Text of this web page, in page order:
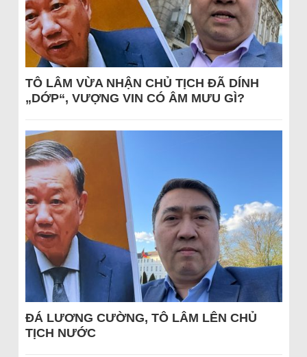
TÔ LÂM VỪA NHẬN CHỦ TỊCH ĐÃ DÍNH
„DỚP“, VƯỢNG VIN CÓ ÂM MƯU GÌ?
ĐÁ LƯƠNG CƯỜNG, TÔ LÂM LÊN CHỦ
TỊCH NƯỚC